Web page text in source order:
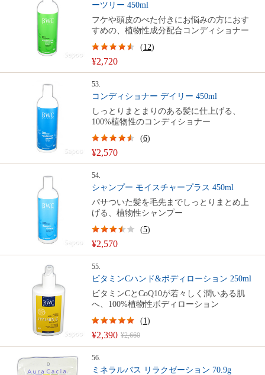
ーツリー 450ml
フケや頭皮のべた付きにお悩みの方におす
すめの、植物性成分配合コンディショナー
¥2,720
(12)
53.
コンディショナー デイリー 450ml
しっとりまとまりのある髪に仕上げる、
100%植物性のコンディショナー
¥2,570
(6)
54.
シャンプー モイスチャープラス 450ml
パサついた髪を毛先までしっとりまとめ上
げる、植物性シャンプー
¥2,570
(5)
55.
ビタミンCハンド&ボディローション 250ml
ビタミンCとCoQ10が若々しく潤いある肌
へ、100%植物性ボディローション
¥2,390 ¥2,660
(1)
56.
ミネラルバス リラクゼーション 70.9g